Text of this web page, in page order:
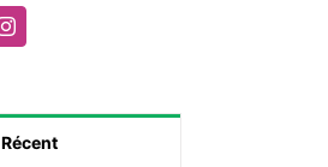
Récent